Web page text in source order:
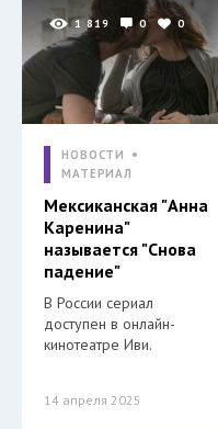
1 819 0 0
НОВОСТИ
МАТЕРИАЛ
Мексиканская "Анна
Каренина"
называется "Снова
падение"
В России сериал
доступен в онлайн-
кинотеатре Иви.
14 апреля 2025